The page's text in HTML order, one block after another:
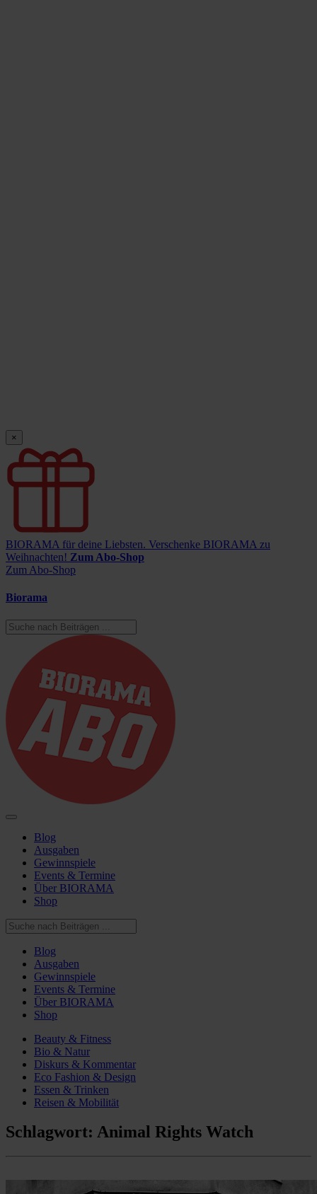
×
BIORAMA für deine Liebsten. Verschenke BIORAMA zu
Weihnachten! Zum Abo-Shop
Zum Abo-Shop
Biorama
Blog
Ausgaben
Gewinnspiele
Events & Termine
Über BIORAMA
Shop
Blog
Ausgaben
Gewinnspiele
Events & Termine
Über BIORAMA
Shop
Beauty & Fitness
Bio & Natur
Diskurs & Kommentar
Eco Fashion & Design
Essen & Trinken
Reisen & Mobilität
Schlagwort: Animal Rights Watch